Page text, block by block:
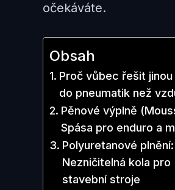
očekáváte.
Obsah
Proč vůbec řešit
do pneumatik než
Pěnové výplně
Spása pro enduro a
Polyuretanové plnění:
Nezničitelná kola pro
stavební stroje